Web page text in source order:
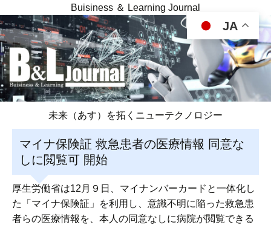
Buisiness ＆ Learning Journal
未来（あす）を拓くニューテクノロジー
マイナ保険証 救急患者の医療情報 同意な
しに閲覧可 開始
厚生労働省は12月９日、マイナンバーカードと一体化し
た「マイナ保険証」を利用し、意識不明に陥った救急患
者らの医療情報を、本人の同意なしに病院が閲覧できる
JA